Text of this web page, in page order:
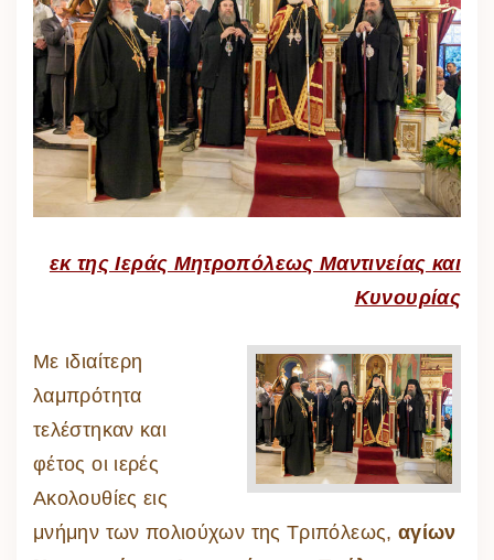
εκ της Ιεράς Μητροπόλεως Μαντινείας και
Κυνουρίας
Με ιδιαίτερη
λαμπρότητα
τελέστηκαν και
φέτος οι ιερές
Ακολουθίες εις
μνήμην των πολιούχων της Τριπόλεως, αγίων